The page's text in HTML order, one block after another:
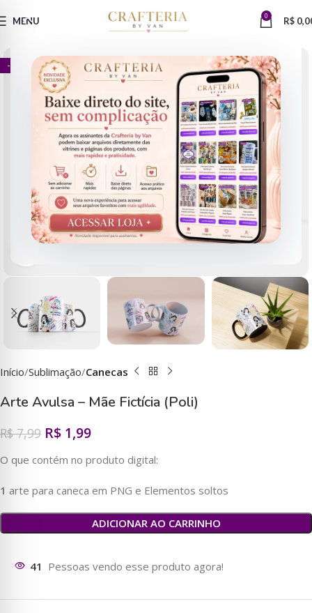
MENU 0 R$
- 75%
Início Sublimação Canecas
Arte Avulsa – Mãe Fictícia (Poli)
R$7,99 R$ 1,99
O que contém no produto digital:
1 arte para caneca em PNG e Elementos soltos
ADICIONAR AO CARRINHO
41 Pessoas vendo esse produto agora!